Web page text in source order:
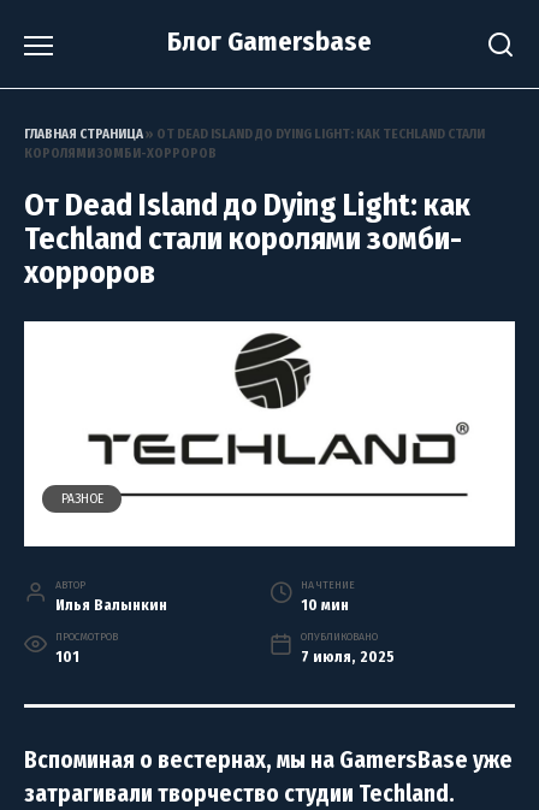
Блог Gamersbase
ГЛАВНАЯ СТРАНИЦА» ОТ DEAD ISLAND ДО DYING LIGHT: КАК TECHLAND СТАЛИ
КОРОЛЯМИ ЗОМБИ-ХОРРОРОВ
От Dead Island до Dying Light: как
Techland стали королями зомби-
хорроров
РАЗНОЕ
АВТОР
Илья Валынкин
НА ЧТЕНИЕ
10 мин
ПРОСМОТРОВ
101
ОПУБЛИКОВАНО
7 июля, 2025
Вспоминая о вестернах, мы на GamersBase уже
затрагивали творчество студии Techland.